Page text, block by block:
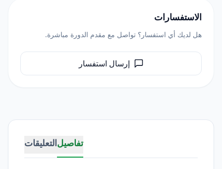
تفاصيلالتعليقات
الاستفسارات
هل لديك أي استفسار؟ تواصل مع مقدم الدورة مباشرة.
إرسال استفسار